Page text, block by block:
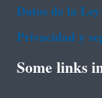
Datos de la
Privacidad y
Some links